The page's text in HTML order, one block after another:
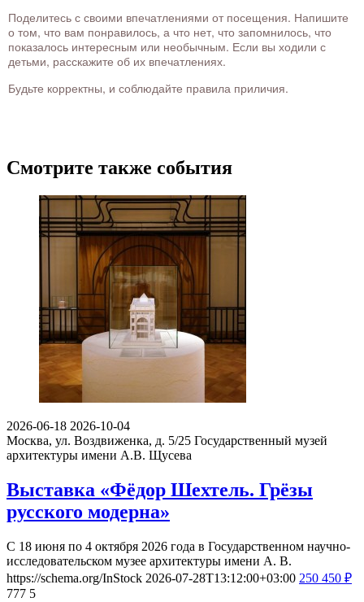
Поделитесь с своими впечатлениями от посещения. Напишите
о том, что вам понравилось, а что нет, что запомнилось, что
показалось интересным или необычным. Если вы ходили с
детьми, расскажите об их впечатлениях.
Будьте корректны, и соблюдайте правила приличия.
Смотрите также события
2026-06-18 2026-10-04
Москва, ул. Воздвиженка, д. 5/25 Государственный музей
архитектуры имени А.В. Щусева
Выставка «Фёдор Шехтель. Грёзы
русского модерна»
С 18 июня по 4 октября 2026 года в Государственном научно-
исследовательском музее архитектуры имени А. В.
https://schema.org/InStock 2026-07-28T13:12:00+03:00 250 450 ₽
777 5